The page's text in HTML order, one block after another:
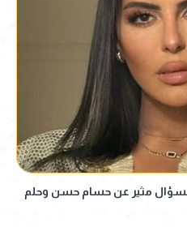
مثير عن حسام حسن وحلم